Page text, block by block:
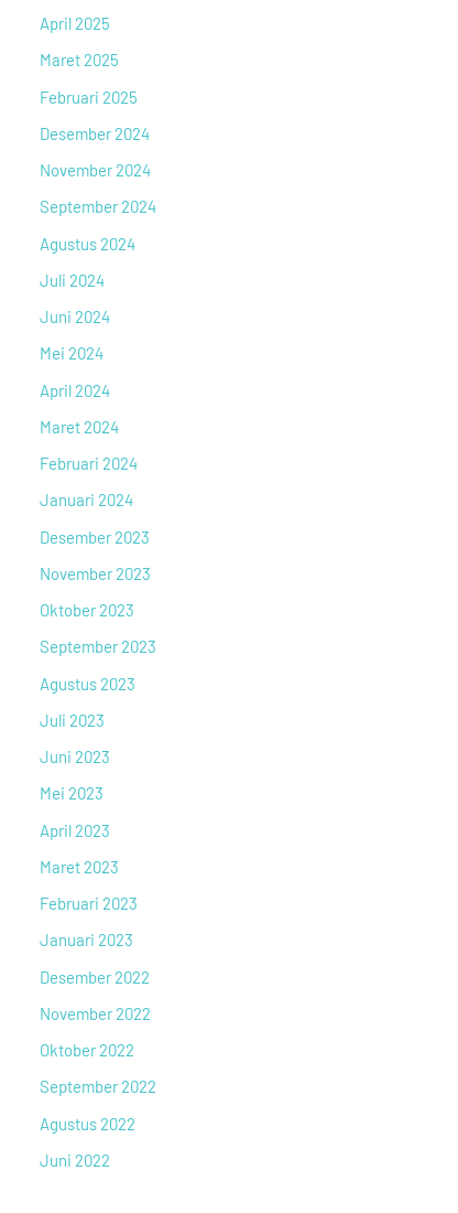
April 2025
Maret 2025
Februari 2025
Desember 2024
November 2024
September 2024
Agustus 2024
Juli 2024
Juni 2024
Mei 2024
April 2024
Maret 2024
Februari 2024
Januari 2024
Desember 2023
November 2023
Oktober 2023
September 2023
Agustus 2023
Juli 2023
Juni 2023
Mei 2023
April 2023
Maret 2023
Februari 2023
Januari 2023
Desember 2022
November 2022
Oktober 2022
September 2022
Agustus 2022
Juni 2022